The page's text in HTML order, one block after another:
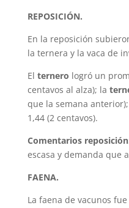
REPOSICIÓN.
En la reposición
la ternera y la vaca de
El ternero logró un
centavos al alza); la
que la semana
1,44 (2 centavos).
Comentarios reposición
escasa y demanda que
FAENA.
La faena de vacunos